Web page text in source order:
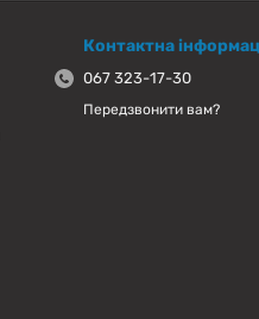
Контактна
067 323-17-30
Передзвонити вам?